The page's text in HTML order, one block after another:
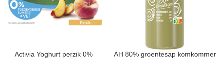
Activia Yoghurt perzik 0% AH 80% groentesap komkommer